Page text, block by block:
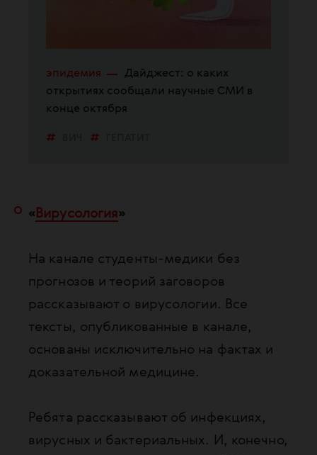
эпидемия
Дайджест: о каких
открытиях сообщали научные СМИ в
конце октября
« Вирусология»
На канале студенты-медики без
прогнозов и теорий заговоров
рассказывают о вирусологии. Все
тексты, опубликованные в канале,
основаны исключительно на фактах и
доказательной медицине.
Ребята рассказывают об инфекциях,
вирусных и бактериальных. И, конечно,